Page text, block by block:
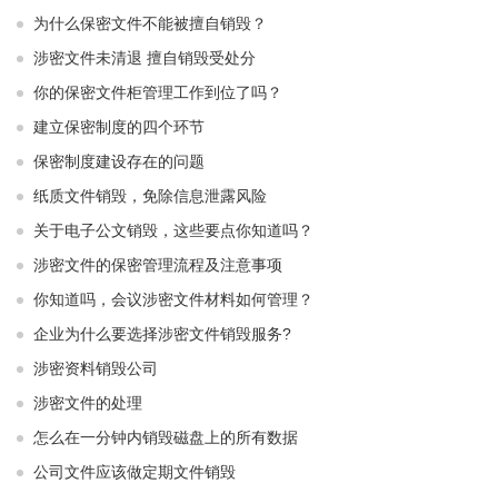
为什么保密文件不能被擅自销毁？
涉密文件未清退 擅自销毁受处分
你的保密文件柜管理工作到位了吗？
建立保密制度的四个环节
保密制度建设存在的问题
纸质文件销毁，免除信息泄露风险
关于电子公文销毁，这些要点你知道吗？
涉密文件的保密管理流程及注意事项
你知道吗，会议涉密文件材料如何管理？
企业为什么要选择涉密文件销毁服务?
涉密资料销毁公司
涉密文件的处理
怎么在一分钟内销毁磁盘上的所有数据
公司文件应该做定期文件销毁